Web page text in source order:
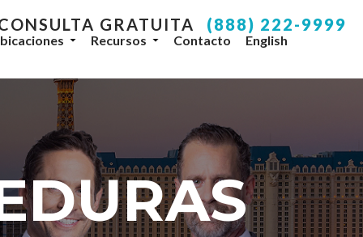
GRATUITA (888) 222-9999
Recursos Contacto
English
SUBSCRIBE
89104, US, http://www.dlgteam.com. You can
Constant Contact.